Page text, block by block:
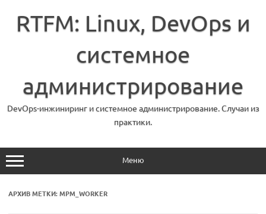
содержимому
RTFM: Linux, DevOps и
системное
администрирование
DevOps-инжиниринг и системное администрирование. Случаи из
практики.
Меню
АРХИВ МЕТКИ:MPM_WORKER